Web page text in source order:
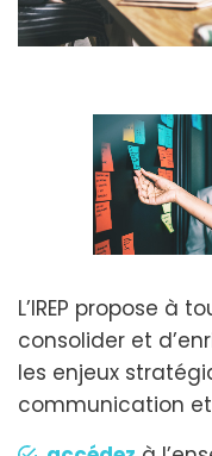
L’IREP propose à
consolider et
les enjeux
communication